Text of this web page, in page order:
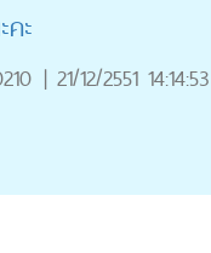
ะ
| 21/12/2551 14:14:53